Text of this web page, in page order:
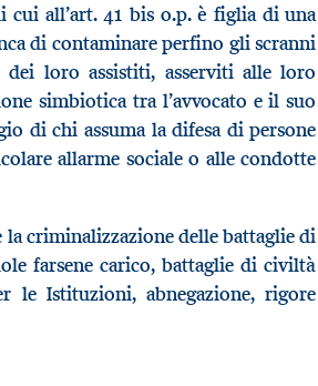
cui all’art. 41 bis o.p. è figlia di una
di contaminare perfino gli scranni
dei loro assistiti, asserviti alle loro
simbiotica tra l’avvocato e il suo
di chi assuma la difesa di persone
allarme sociale o alle condotte
la criminalizzazione delle battaglie di
farsene carico, battaglie di civiltà
le Istituzioni, abnegazione, rigore